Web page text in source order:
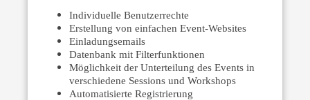
Individuelle Benutzerrechte
Erstellung von einfachen Event-Websites
Einladungsemails
Datenbank mit Filterfunktionen
Möglichkeit der Unterteilung des Events in
verschiedene Sessions und Workshops
Automatisierte Registrierung